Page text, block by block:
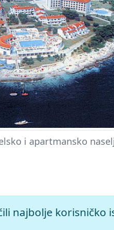
i apartmansko
zavod Miroslav
najbolje korisničko